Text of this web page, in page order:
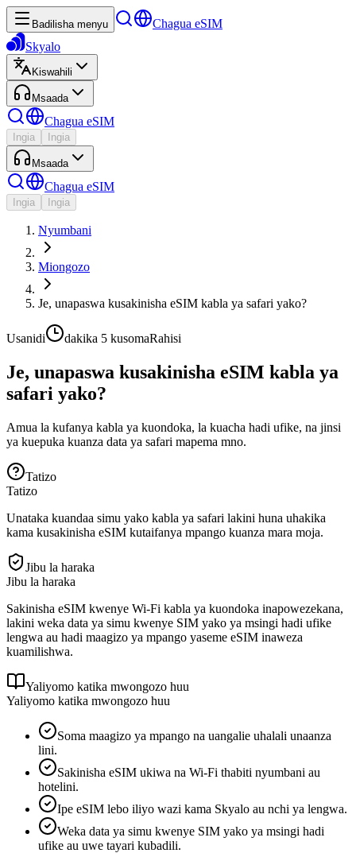
Badilisha menyu
Chagua eSIM
Skyalo
Kiswahili
Msaada
Chagua eSIM
Ingia Ingia
Msaada
Chagua eSIM
Ingia Ingia
Nyumbani
Miongozo
Je, unapaswa kusakinisha eSIM kabla ya safari yako?
Usanidi dakika 5 kusomaRahisi
Je, unapaswa kusakinisha eSIM kabla ya
safari yako?
Amua la kufanya kabla ya kuondoka, la kuacha hadi ufike, na jinsi
ya kuepuka kuanza data ya safari mapema mno.
Tatizo
Tatizo
Unataka kuandaa simu yako kabla ya safari lakini huna uhakika
kama kusakinisha eSIM kutaifanya mpango kuanza mara moja.
Jibu la haraka
Jibu la haraka
Sakinisha eSIM kwenye Wi-Fi kabla ya kuondoka inapowezekana,
lakini weka data ya simu kwenye SIM yako ya msingi hadi ufike
lengwa au hadi maagizo ya mpango yaseme eSIM inaweza
kuamilishwa.
Yaliyomo katika mwongozo huu
Yaliyomo katika mwongozo huu
Soma maagizo ya mpango na uangalie uhalali unaanza
lini.
Sakinisha eSIM ukiwa na Wi-Fi thabiti nyumbani au
hotelini.
Ipe eSIM lebo iliyo wazi kama Skyalo au nchi ya lengwa.
Weka data ya simu kwenye SIM yako ya msingi hadi
ufike au uwe tayari kubadili.